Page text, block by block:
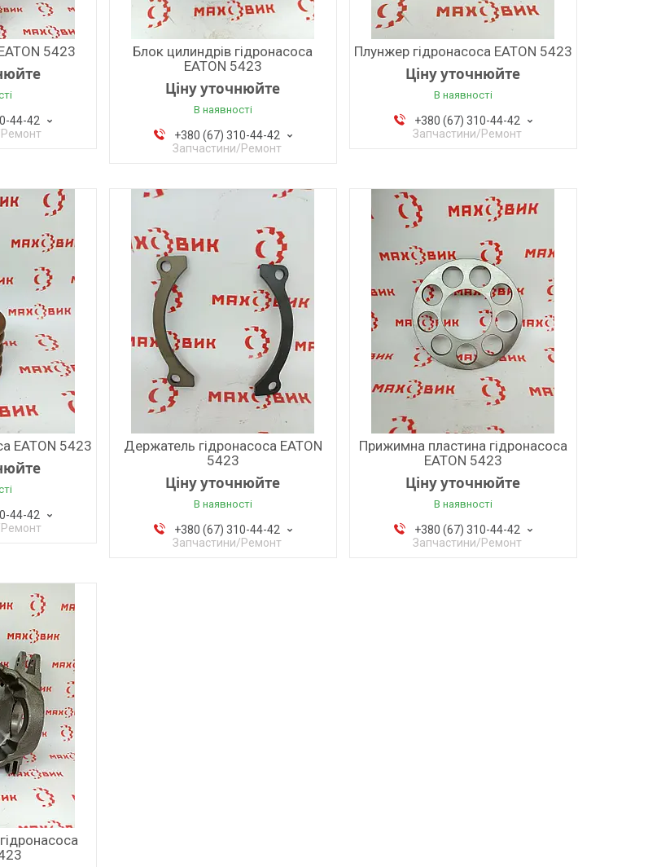
5423
44-42
Блок цилиндрів гідронасоса
EATON 5423
Ціну уточнюйте
В наявності
+380 (67) 310-44-42
Запчастини/Ремонт
Плунжер гідронасоса EATON 5423
Ціну уточнюйте
В наявності
+380 (67) 310-44-42
Запчастини/Ремонт
EATON 5423
44-42
Держатель гідронасоса EATON
5423
Ціну уточнюйте
В наявності
+380 (67) 310-44-42
Запчастини/Ремонт
Прижимна пластина гідронасоса
EATON 5423
Ціну уточнюйте
В наявності
+380 (67) 310-44-42
Запчастини/Ремонт